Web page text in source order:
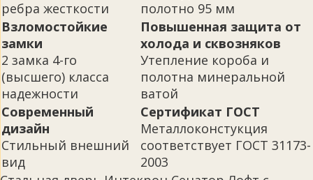
ребра жесткости
полотно 95 мм
Взломостойкие
замки
2 замка 4-го
(высшего) класса
надежности
Повышенная защита от
холода и сквозняков
Утепление короба и
полотна минеральной
ватой
Современный
дизайн
Стильный внешний
вид
Сертификат ГОСТ
Металлоконстукция
соответствует ГОСТ 31173-
2003